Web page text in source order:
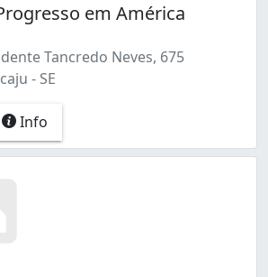
em América
Tancredo Neves, 675
- SE
Info